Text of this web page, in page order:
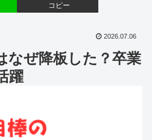
コピー
2026.07.06
なぜ降板した？卒業
躍